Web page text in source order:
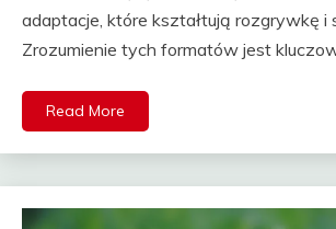
adaptacje, które kształtują rozgrywkę i
Zrozumienie tych formatów jest
Read More